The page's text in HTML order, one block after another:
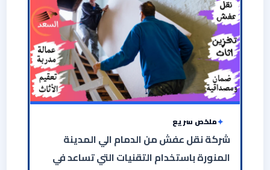
ملخص سريع
شركة نقل عفش من الدمام الي المدينة
المنورة باستخدام التقنيات التي تساعد في